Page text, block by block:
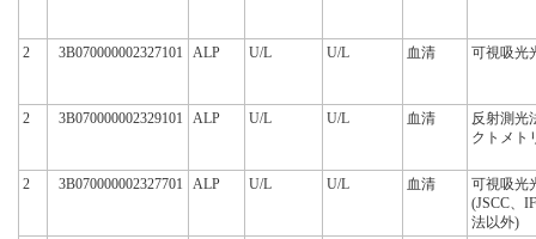
2 3B070000002327101 ALP U/L U/L 血清 可視吸光
2 3B070000002329101 ALP U/L U/L 血清
反射測光
クトメト
2 3B070000002327701 ALP U/L U/L 血清
可視吸光
(JSCC、
法以外)